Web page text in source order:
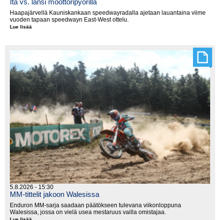
Haapajärvellä Kauniskankaan speedwayradalla ajetaan lauantaina viime
vuoden tapaan speedwayn East-West ottelu.
Lue lisää
5.8.2026 - 15:30
MM-tittelit jakoon Walesissa
Enduron MM-sarja saadaan päätökseen tulevana viikonloppuna
Walesissa, jossa on vielä usea mestaruus vailla omistajaa.